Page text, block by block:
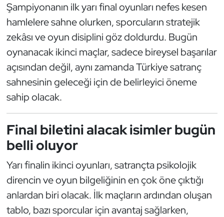
Şampiyonanın ilk yarı final oyunları nefes kesen
hamlelere sahne olurken, sporcuların stratejik
zekâsı ve oyun disiplini göz doldurdu. Bugün
oynanacak ikinci maçlar, sadece bireysel başarılar
açısından değil, aynı zamanda Türkiye satranç
sahnesinin geleceği için de belirleyici öneme
sahip olacak.
Final biletini alacak isimler bugün
belli oluyor
Yarı finalin ikinci oyunları, satrançta psikolojik
direncin ve oyun bilgeliğinin en çok öne çıktığı
anlardan biri olacak. İlk maçların ardından oluşan
tablo, bazı sporcular için avantaj sağlarken,
Golf
Halter
Hava Sporları
İşitme Engelli Sporcular
Judo ve Kuraş
Kano ve Rafting